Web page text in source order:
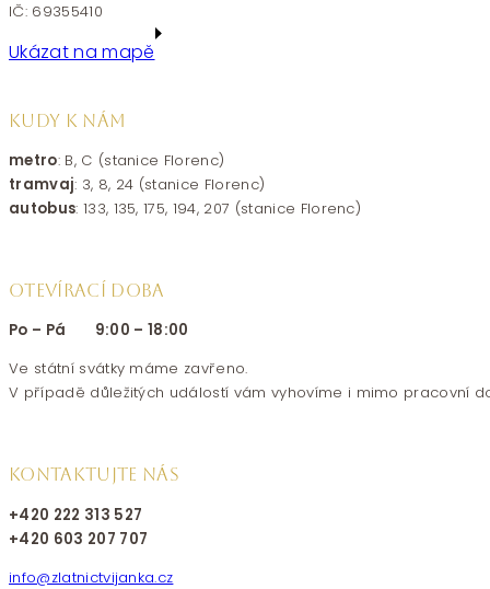
IČ: 69355410
Ukázat na mapě
KUDY K NÁM
metro: B, C (stanice Florenc)
tramvaj: 3, 8, 24 (stanice Florenc)
autobus: 133, 135, 175, 194, 207 (stanice Florenc)
OTEVÍRACÍ DOBA
Po – Pá 9:00 – 18:00
Ve státní svátky máme zavřeno.
V případě důležitých událostí vám vyhovíme i mimo pracovní
KONTAKTUJTE NÁS
+420 222 313 527
+420 603 207 707
info@zlatnictvijanka.cz